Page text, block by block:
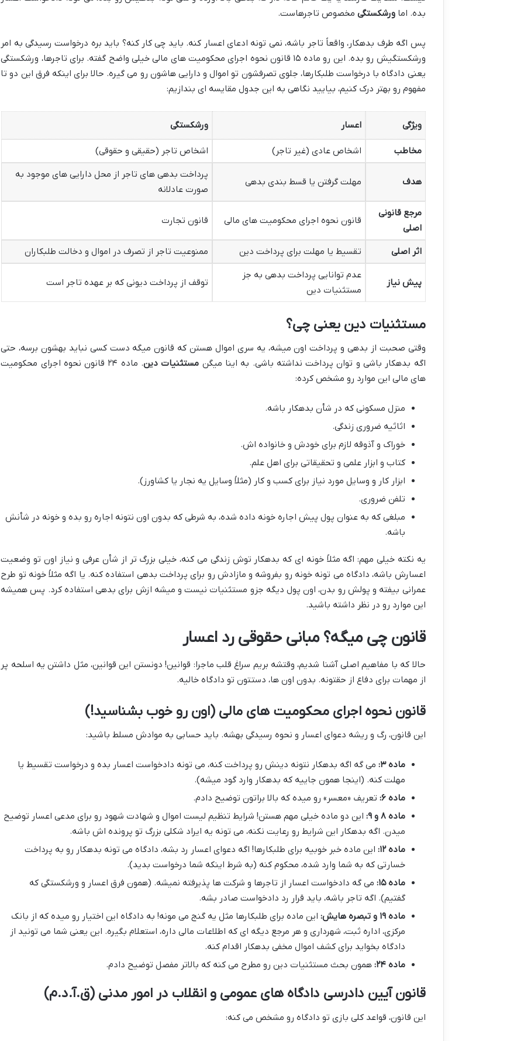
بده. اماورشکستگی مخصوص تاجرهاست.
پس اگه طرف بدهکار، واقعاً تاجر باشه، نمی تونه ادعای اعسار کنه. باید چی کار کنه؟ باید بره درخواست رسیدگی به امر
ورشکستگیش رو بده. این رو ماده ۱۵ قانون نحوه اجرای محکومیت های مالی خیلی واضح گفته. برای تاجرها، ورشکستگی
یعنی دادگاه با درخواست طلبکارها، جلوی تصرفشون تو اموال و دارایی هاشون رو می گیره. حالا برای اینکه فرق این دو تا
مفهوم رو بهتر درک کنیم، بیایید نگاهی به این جدول مقایسه ای بندازیم:
ویژگی اعسار ورشکستگی
مخاطب اشخاص عادی (غیر تاجر) اشخاص تاجر (حقیقی و حقوقی)
هدف مهلت گرفتن یا قسط بندی بدهی
پرداخت بدهی های تاجر از محل دارایی های موجود به
صورت عادلانه
مرجع قانونی
اصلی
قانون نحوه اجرای محکومیت های مالی قانون تجارت
اثر اصلی تقسیط یا مهلت برای پرداخت دین ممنوعیت تاجر از تصرف در اموال و دخالت طلبکاران
پیش نیاز
عدم توانایی پرداخت بدهی به جز
مستثنیات دین
توقف از پرداخت دیونی که بر عهده تاجر است
مستثنیات دین یعنی چی؟
وقتی صحبت از بدهی و پرداخت اون میشه، یه سری اموال هستن که قانون میگه دست کسی نباید بهشون برسه، حتی
اگه بدهکار باشی و توان پرداخت نداشته باشی. به اینا میگن مستثنیات دین
. ماده ۲۴ قانون نحوه اجرای محکومیت
های مالی این موارد رو مشخص کرده:
منزل مسکونی که در شأن بدهکار باشه.
اثاثیه ضروری زندگی.
خوراک و آذوقه لازم برای خودش و خانواده اش.
کتاب و ابزار علمی و تحقیقاتی برای اهل علم.
ابزار کار و وسایل مورد نیاز برای کسب و کار (مثلاً وسایل یه نجار یا کشاورز).
تلفن ضروری.
مبلغی که به عنوان پول پیش اجاره خونه داده شده، به شرطی که بدون اون نتونه اجاره رو بده و خونه در شأنش
باشه.
یه نکته خیلی مهم: اگه مثلاً خونه ای که بدهکار توش زندگی می کنه، خیلی بزرگ تر از شأن عرفی و نیاز اون تو وضعیت
اعسارش باشه، دادگاه می تونه خونه رو بفروشه و مازادش رو برای پرداخت بدهی استفاده کنه. یا اگه مثلاً خونه تو طرح
عمرانی بیفته و پولش رو بدن، اون پول دیگه جزو مستثنیات نیست و میشه ازش برای بدهی استفاده کرد. پس همیشه
این موارد رو در نظر داشته باشید.
قانون چی میگه؟ مبانی حقوقی رد اعسار
حالا که با مفاهیم اصلی آشنا شدیم، وقتشه بریم سراغ قلب ماجرا: قوانین! دونستن این قوانین، مثل داشتن یه اسلحه پر
از مهمات برای دفاع از حقتونه. بدون اون ها، دستتون تو دادگاه خالیه.
قانون نحوه اجرای محکومیت های مالی (اون رو خوب بشناسید!)
این قانون، رگ و ریشه دعوای اعسار و نحوه رسیدگی بهشه. باید حسابی به موادش مسلط باشید:
ماده ۳:
می گه اگه بدهکار نتونه دینش رو پرداخت کنه، می تونه دادخواست اعسار بده و درخواست تقسیط یا
مهلت کنه. (اینجا همون جاییه که بدهکار وارد گود میشه).
ماده ۶:
تعریف «معسر» رو میده که بالا براتون توضیح دادم.
ماده ۸ و ۹:
این دو ماده خیلی مهم هستن! شرایط تنظیم لیست اموال و شهادت شهود رو برای مدعی اعسار توضیح
میدن. اگه بدهکار این شرایط رو رعایت نکنه، می تونه یه ایراد شکلی بزرگ تو پرونده اش باشه.
ماده ۱۲:
این ماده خبر خوبیه برای طلبکارها! اگه دعوای اعسار رد بشه، دادگاه می تونه بدهکار رو به پرداخت
خسارتی که به شما وارد شده، محکوم کنه (به شرط اینکه شما درخواست بدید).
ماده ۱۵:
می گه دادخواست اعسار از تاجرها و شرکت ها پذیرفته نمیشه. (همون فرق اعسار و ورشکستگی که
گفتیم). اگه تاجر باشه، باید قرار رد دادخواست صادر بشه.
ماده ۱۹ و تبصره هایش:
این ماده برای طلبکارها مثل یه گنج می مونه! به دادگاه این اختیار رو میده که از بانک
مرکزی، اداره ثبت، شهرداری و هر مرجع دیگه ای که اطلاعات مالی داره، استعلام بگیره. این یعنی شما می تونید از
دادگاه بخواید برای کشف اموال مخفی بدهکار اقدام کنه.
ماده ۲۴:
همون بحث مستثنیات دین رو مطرح می کنه که بالاتر مفصل توضیح دادم.
قانون آیین دادرسی دادگاه های عمومی و انقلاب در امور مدنی (ق.آ.د.م)
این قانون، قواعد کلی بازی تو دادگاه رو مشخص می کنه: